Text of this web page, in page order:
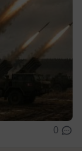
0